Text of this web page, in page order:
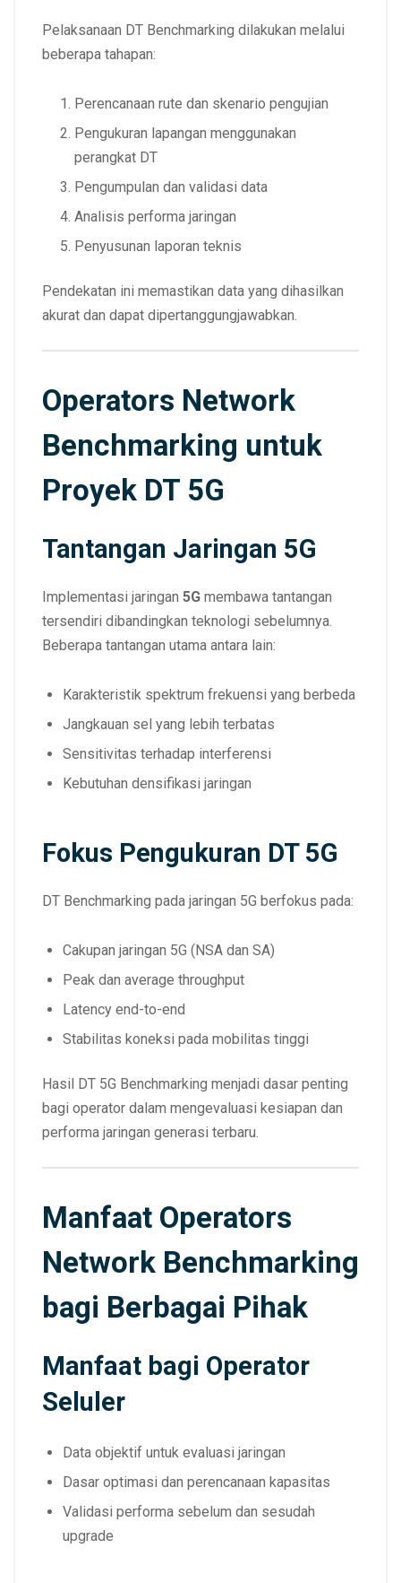
Pelaksanaan DT Benchmarking dilakukan melalui
beberapa tahapan:
Perencanaan rute dan skenario pengujian
Pengukuran lapangan menggunakan
perangkat DT
Pengumpulan dan validasi data
Analisis performa jaringan
Penyusunan laporan teknis
Pendekatan ini memastikan data yang dihasilkan
akurat dan dapat dipertanggungjawabkan.
Operators Network
Benchmarking untuk
Proyek DT 5G
Tantangan Jaringan 5G
Implementasi jaringan 5G membawa tantangan
tersendiri dibandingkan teknologi sebelumnya.
Beberapa tantangan utama antara lain:
Karakteristik spektrum frekuensi yang berbeda
Jangkauan sel yang lebih terbatas
Sensitivitas terhadap interferensi
Kebutuhan densifikasi jaringan
Fokus Pengukuran DT 5G
DT Benchmarking pada jaringan 5G berfokus pada:
Cakupan jaringan 5G (NSA dan SA)
Peak dan average throughput
Latency end-to-end
Stabilitas koneksi pada mobilitas tinggi
Hasil DT 5G Benchmarking menjadi dasar penting
bagi operator dalam mengevaluasi kesiapan dan
performa jaringan generasi terbaru.
Manfaat Operators
Network Benchmarking
bagi Berbagai Pihak
Manfaat bagi Operator
Seluler
Data objektif untuk evaluasi jaringan
Dasar optimasi dan perencanaan kapasitas
Validasi performa sebelum dan sesudah
upgrade